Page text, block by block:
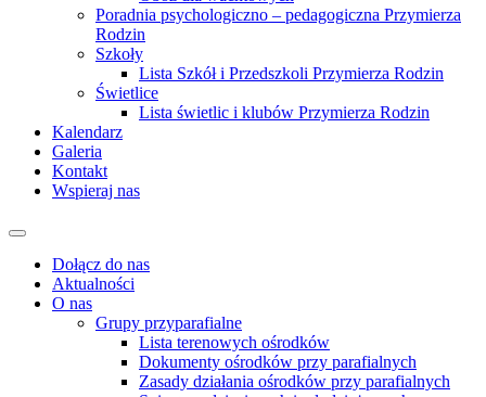
Poradnia psychologiczno – pedagogiczna Przymierza
Rodzin
Szkoły
Lista Szkół i Przedszkoli Przymierza Rodzin
Świetlice
Lista świetlic i klubów Przymierza Rodzin
Kalendarz
Galeria
Kontakt
Wspieraj nas
Dołącz do nas
Aktualności
O nas
Grupy przyparafialne
Lista terenowych ośrodków
Dokumenty ośrodków przy parafialnych
Zasady działania ośrodków przy parafialnych